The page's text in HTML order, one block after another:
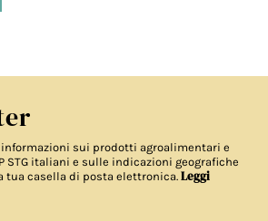
sui prodotti agroalimentari e
STG italiani e sulle indicazioni geografiche
tua casella di posta elettronica.Leggi